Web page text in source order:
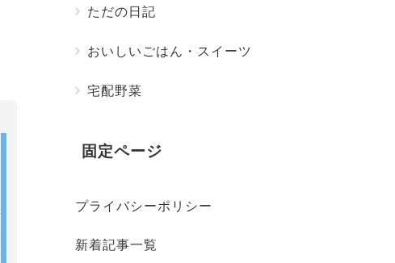
ただの日記
おいしいごはん・スイーツ
宅配野菜
固定ページ
プライバシーポリシー
新着記事一覧